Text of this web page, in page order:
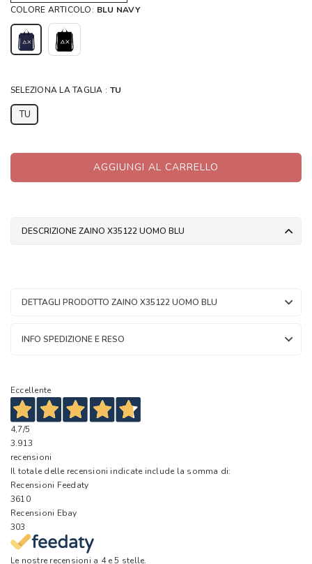
COLORE ARTICOLO: BLU NAVY
SELEZIONA LA TAGLIA : TU
TU
AGGIUNGI AL CARRELLO
DESCRIZIONE ZAINO X35122 UOMO BLU
DETTAGLI PRODOTTO ZAINO X35122 UOMO BLU
INFO SPEDIZIONE E RESO
Eccellente
4,7/5
3.913
recensioni
Il totale delle recensioni indicate include la somma di:
Recensioni Feedaty
3610
Recensioni Ebay
303
Le nostre recensioni a 4 e 5 stelle.